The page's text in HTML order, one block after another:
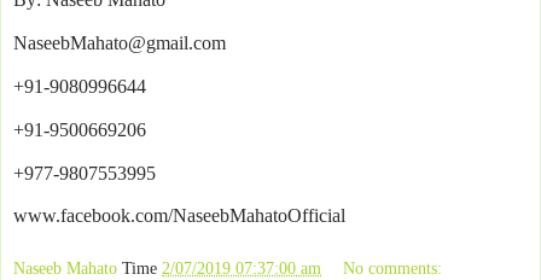
NaseebMahato@gmail.com
+91-9080996644
+91-9500669206
+977-9807553995
www.facebook.com/NaseebMahatoOfficial
Naseeb Mahato Time 2/07/2019 07:37:00 am No comments: